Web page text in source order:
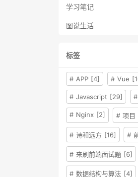
学习笔记
图说生活
标签
# APP [4] # Vue
# Javascript [29]
# Nginx [2] # 项目
# 诗和远方 [16] #
# 来刷前端面试题 [6]
# 数据结构与算法 [4]